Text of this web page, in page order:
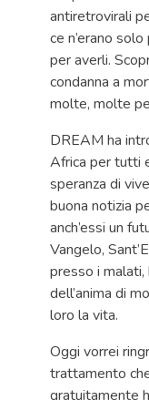
antiretrovirali
ce n’erano
per averli.
condanna a
molte, molte
DREAM ha
Africa per tutti
speranza di
buona notizia
anch’essi un
Vangelo,
presso i
dell’anima di
loro la vita.
Oggi vorrei
trattamento
gratuitamente